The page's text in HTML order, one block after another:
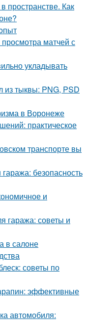
пространстве. Как
просмотра матчей с
укладывать
из тыквы: PNG, PSD
в Воронеже
практическое
транспорте вы
безопасность
и
гаража: советы и
в салоне
советы по
эффективные
автомобиля: